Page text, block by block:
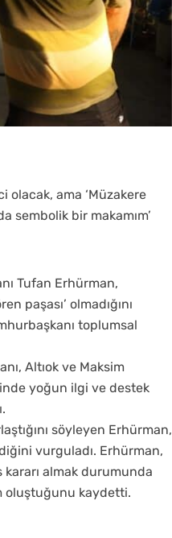
olacak, ama ‘Müzakere
sembolik bir makamım’
Tufan Erhürman,
paşası’ olmadığını
toplumsal
Altıok ve Maksim
yoğun ilgi ve destek
söyleyen Erhürman,
vurguladı. Erhürman,
almak durumunda
oluştuğunu kaydetti.